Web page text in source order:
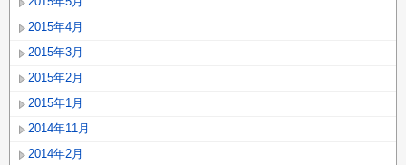
2015年4月
2015年3月
2015年2月
2015年1月
2014年11月
2014年2月